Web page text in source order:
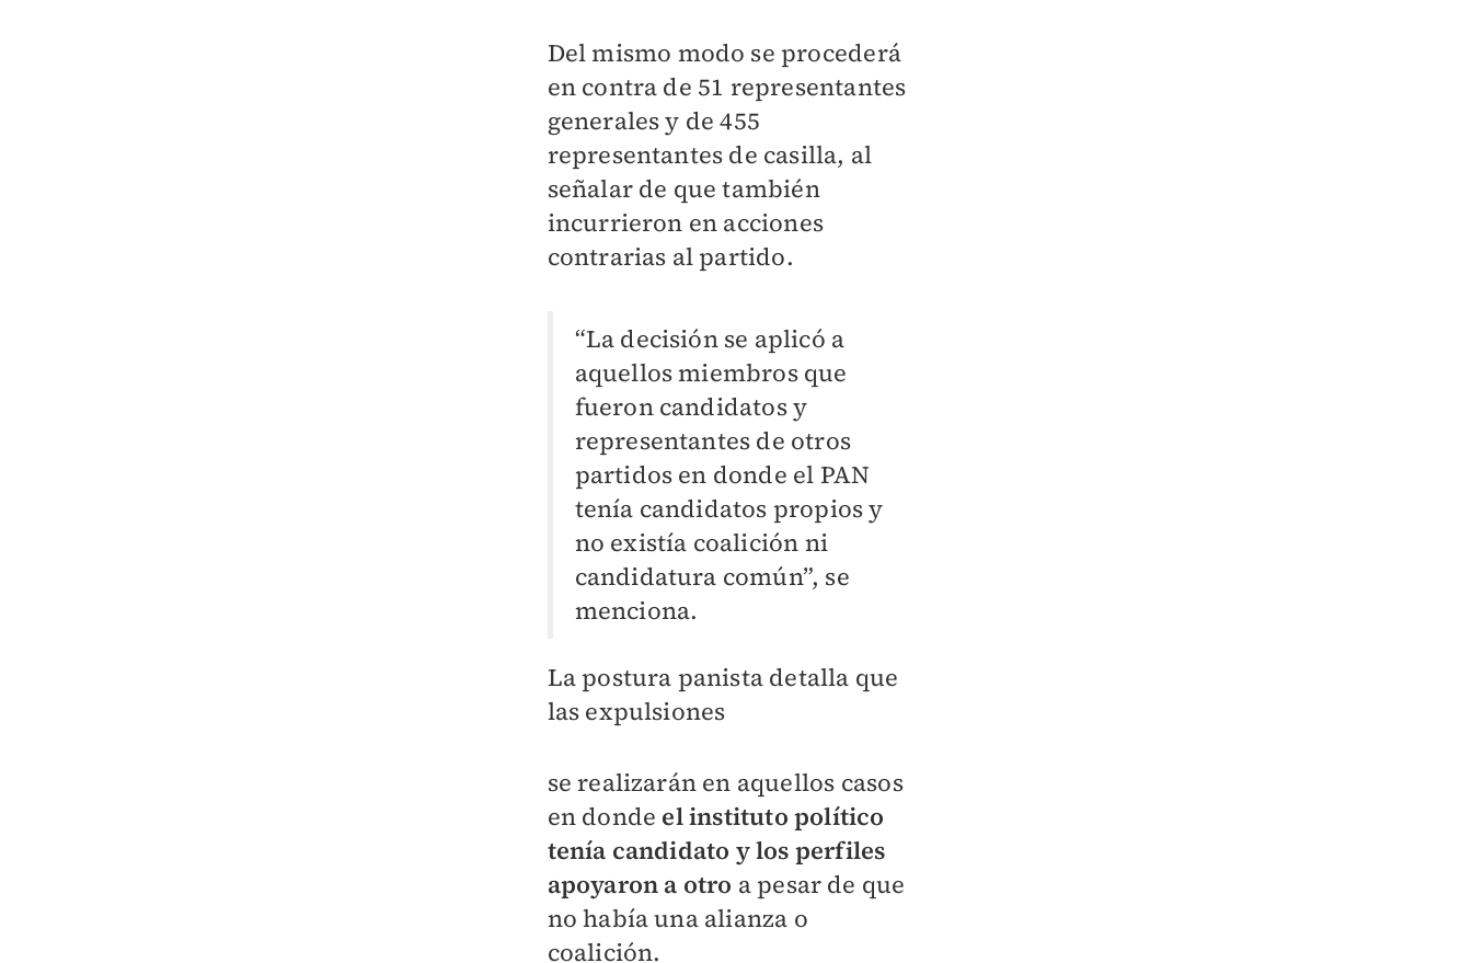
Del mismo modo se procederá
en contra de 51 representantes
generales y de 455
representantes de casilla, al
señalar de que también
incurrieron en acciones
contrarias al partido.
“La decisión se aplicó a
aquellos miembros que
fueron candidatos y
representantes de otros
partidos en donde el PAN
tenía candidatos propios y
no existía coalición ni
candidatura común”, se
menciona.
La postura panista detalla que
las expulsiones
se realizarán en aquellos casos
en donde el instituto político
tenía candidato y los perfiles
apoyaron a otro a pesar de que
no había una alianza o
coalición.